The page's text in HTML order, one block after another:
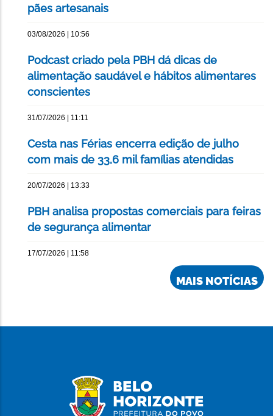
pães artesanais
03/08/2026 | 10:56
Podcast criado pela PBH dá dicas de
alimentação saudável e hábitos alimentares
conscientes
31/07/2026 | 11:11
Cesta nas Férias encerra edição de julho
com mais de 33,6 mil famílias atendidas
20/07/2026 | 13:33
PBH analisa propostas comerciais para feiras
de segurança alimentar
17/07/2026 | 11:58
MAIS NOTÍCIAS